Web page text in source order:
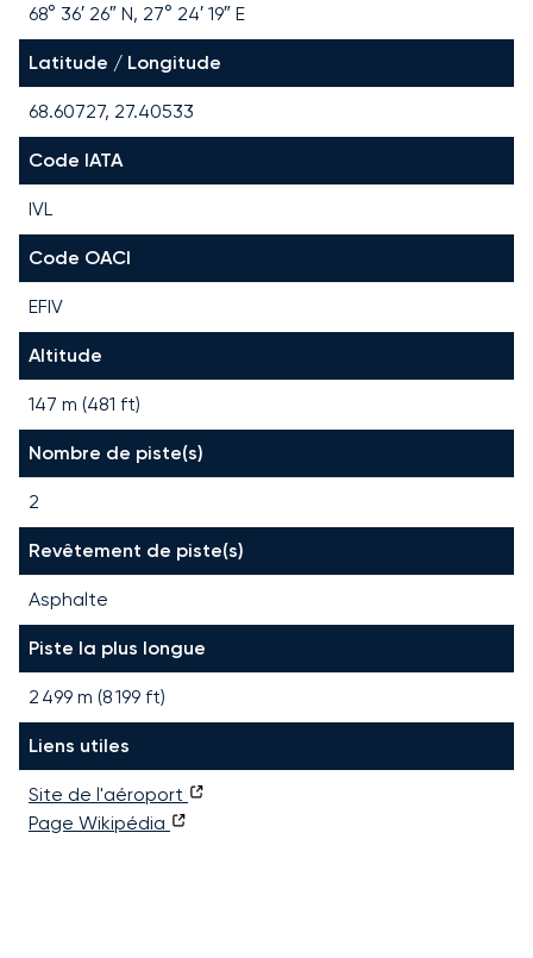
68° 36′ 26″ N, 27° 24′ 19″ E
Latitude / Longitude
68.60727, 27.40533
Code IATA
IVL
Code OACI
EFIV
Altitude
147 m (481 ft)
Nombre de piste(s)
2
Revêtement de piste(s)
Asphalte
Piste la plus longue
2 499 m (8 199 ft)
Liens utiles
Site de l'aéroport
Page Wikipédia